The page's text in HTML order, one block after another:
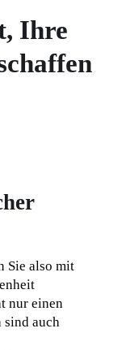
Ihre
Sie also mit
nur einen
sind auch